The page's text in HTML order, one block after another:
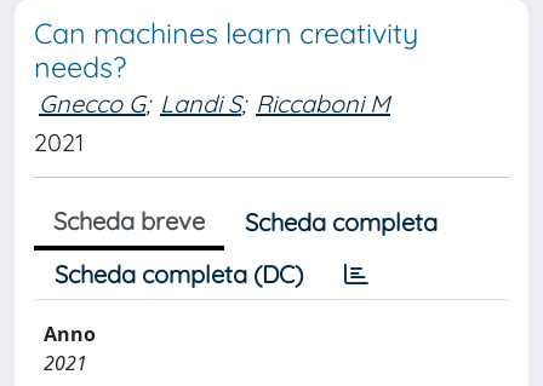
Can machines learn creativity
needs?
Gnecco G; Landi S; Riccaboni M
2021
Scheda breve
Scheda completa
Scheda completa (DC)
Anno
2021